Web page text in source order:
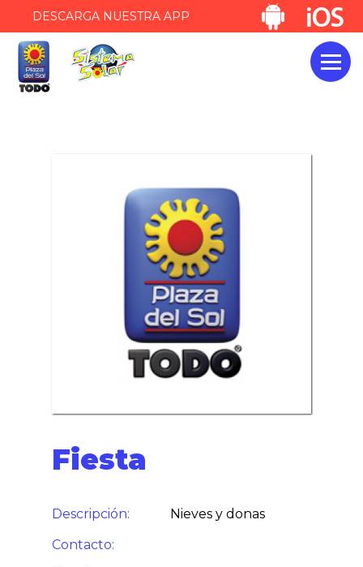
DESCARGA NUESTRA APP
Fiesta
Descripción:
Nieves y donas
Contacto: